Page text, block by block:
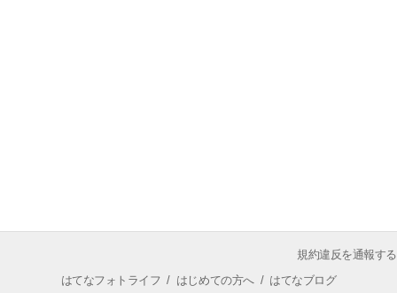
規約違反を通報する
はてなフォトライフ / はじめての方へ/ はてなブログ